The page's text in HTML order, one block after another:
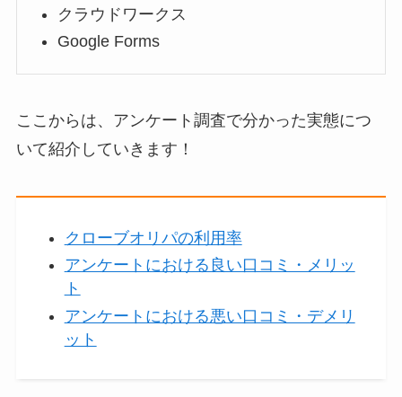
クラウドワークス
Google Forms
ここからは、アンケート調査で分かった実態につ
いて紹介していきます！
クローブオリパの利用率
アンケートにおける良い口コミ・メリッ
ト
アンケートにおける悪い口コミ・デメリ
ット